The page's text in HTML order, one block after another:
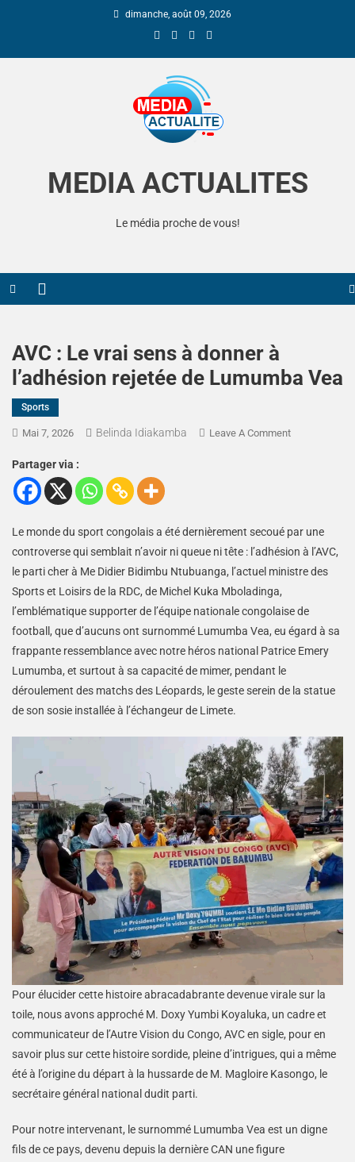
dimanche, août 09, 2026
MEDIA ACTUALITES
Le média proche de vous!
AVC : Le vrai sens à donner à
l’adhésion rejetée de Lumumba Vea
Sports
Mai 7, 2026 Belinda Idiakamba Leave A Comment
Partager via :
Le monde du sport congolais a été dernièrement secoué par une
controverse qui semblait n’avoir ni queue ni tête : l’adhésion à l’AVC,
le parti cher à Me Didier Bidimbu Ntubuanga, l’actuel ministre des
Sports et Loisirs de la RDC, de Michel Kuka Mboladinga,
l’emblématique supporter de l’équipe nationale congolaise de
football, que d’aucuns ont surnommé Lumumba Vea, eu égard à sa
frappante ressemblance avec notre héros national Patrice Emery
Lumumba, et surtout à sa capacité de mimer, pendant le
déroulement des matchs des Léopards, le geste serein de la statue
de son sosie installée à l’échangeur de Limete.
Pour élucider cette histoire abracadabrante devenue virale sur la
toile, nous avons approché M. Doxy Yumbi Koyaluka, un cadre et
communicateur de l’Autre Vision du Congo, AVC en sigle, pour en
savoir plus sur cette histoire sordide, pleine d’intrigues, qui a même
été à l’origine du départ à la hussarde de M. Magloire Kasongo, le
secrétaire général national dudit parti.
Pour notre intervenant, le surnommé Lumumba Vea est un digne
fils de ce pays, devenu depuis la dernière CAN une figure